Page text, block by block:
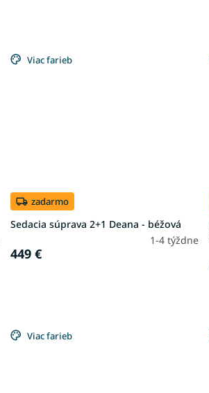
Viac farieb
zadarmo
Sedacia súprava 2+1 Deana - béžová
1-4 týždne
449 €
Viac farieb